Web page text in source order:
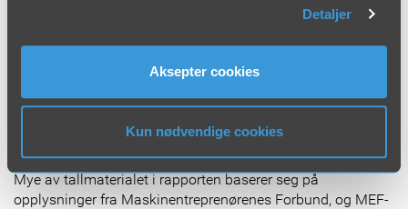
Detaljer
Aksepter cookies
Kun nødvendige cookies
støvsuger som suger grus, stein og andre masser i et jafs.
inne i slangen. Likevel er den skånsom mot rør, kabler eller
vannledninger som skal grøftes fram. Den er også skånsom
godt samarbeid med aktører innen dette feltet, sier han.
Ber ledningseiere ta større ansvar
Mye av tallmaterialet i rapporten baserer seg på
opplysninger fra Maskinentreprenørenes Forbund, og MEF-